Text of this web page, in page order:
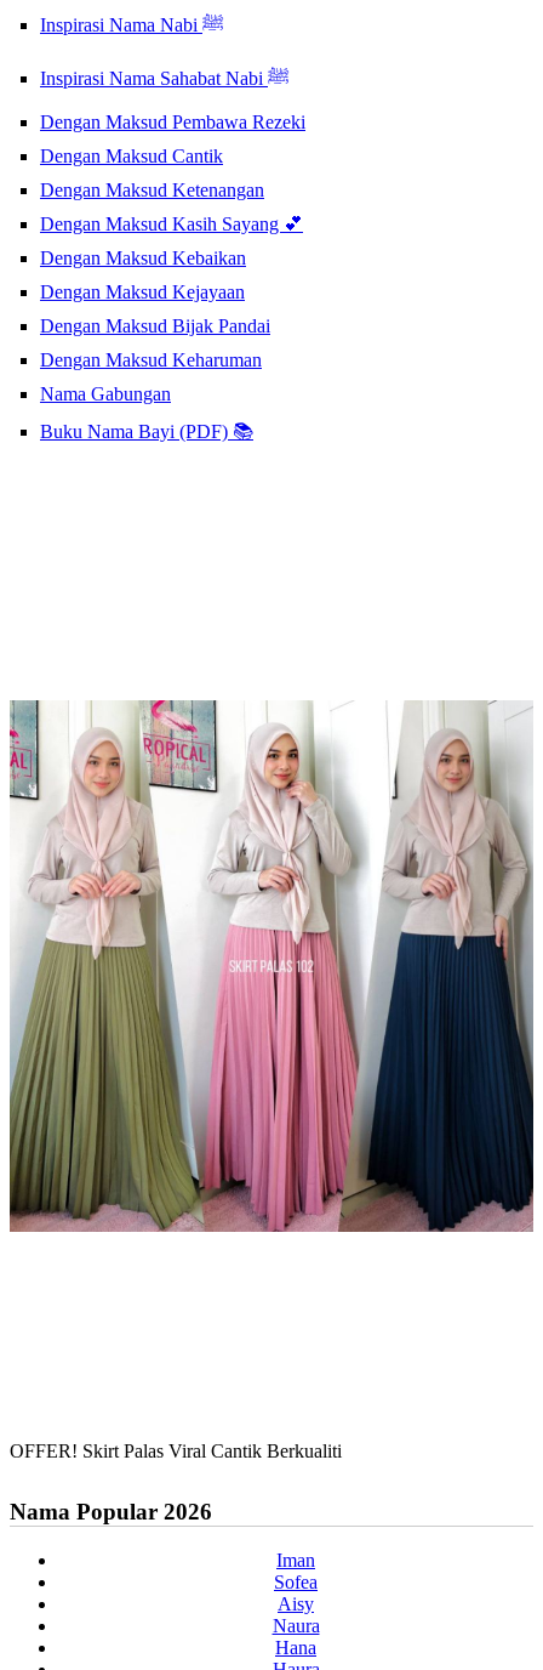
Inspirasi Nama Nabi ﷺ
Inspirasi Nama Sahabat Nabi ﷺ
Dengan Maksud Pembawa Rezeki
Dengan Maksud Cantik
Dengan Maksud Ketenangan
Dengan Maksud Kasih Sayang 💕
Dengan Maksud Kebaikan
Dengan Maksud Kejayaan
Dengan Maksud Bijak Pandai
Dengan Maksud Keharuman
Nama Gabungan
Buku Nama Bayi (PDF) 📚
OFFER! Skirt Palas Viral Cantik Berkualiti
Nama Popular 2026
Iman
Sofea
Aisy
Naura
Hana